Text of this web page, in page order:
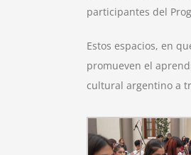
participantes del
Estos espacios, en
promueven el
cultural argentino a